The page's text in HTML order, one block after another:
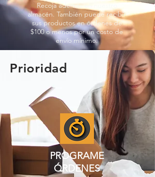
Recoja además en nuestro
almacén. También puede recibir
sus productos en órdenes de
$100 o menos por un costo de
envío mínimo.
Prioridad
PROGRAME
ÓRDENES